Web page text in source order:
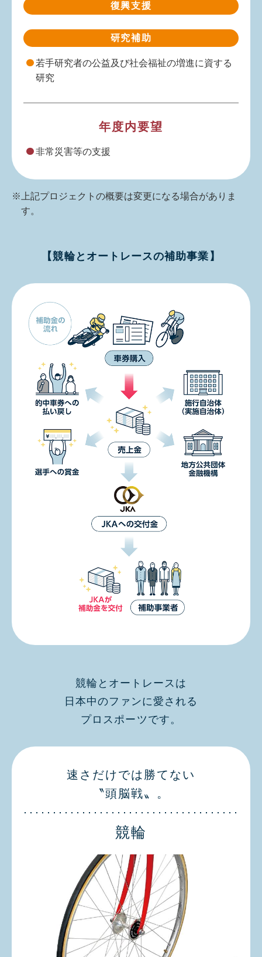
復興支援
研究補助
若手研究者の公益及び社会福祉の増進に資する
研究
年度内要望
非常災害等の支援
※上記プロジェクトの概要は変更になる場合がありま
す。
【競輪とオートレースの補助事業】
競輪とオートレースは
日本中のファンに愛される
プロスポーツです。
速さだけでは勝てない
〝頭脳戦〟。
競輪